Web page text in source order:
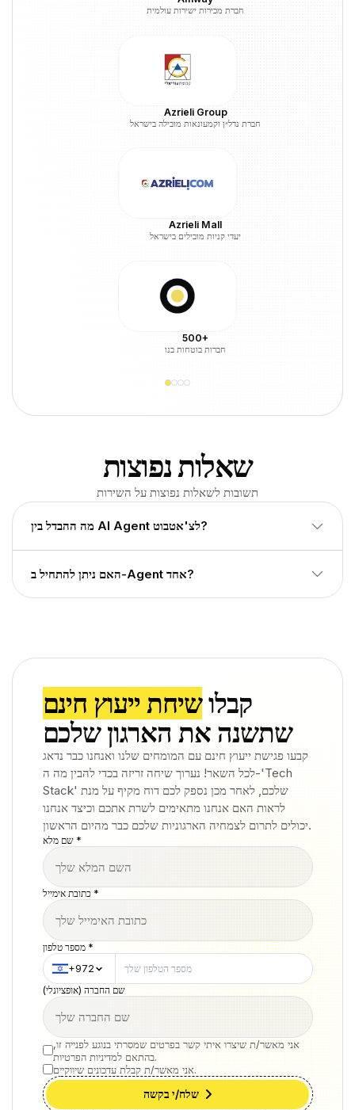
חברת מכירות ישירות עולמית
Azrieli Group
חברת נדל״ן וקמעונאות מובילה בישראל
Azrieli Mall
יעדי קניות מובילים בישראל
500+
חברות בוטחות בנו
שאלות נפוצות
תשובות לשאלות נפוצות על השירות
מה ההבדל בין AI Agent לצ'אטבוט?
מתחבר ל-CRM, ERP וכלים פנימיים.
האם ניתן להתחיל ב-Agent אחד?
קבלושיחת ייעוץ חינם
שתשנה את הארגון שלכם
קבעו פגישת ייעוץ חינם עם המומחים שלנו ואנחנו כבר נדאג
לכל השאר! נערוך שיחה זריזה בכדי להבין מה ה-'Tech
Stack' שלכם, לאחר מכן נספק לכם דוח מקיף על מנת
לראות האם אנחנו מתאימים לשרת אתכם וכיצד אנחנו
יכולים לתרום לצמחיה הארגוניות שלכם כבר מהיום הראשון.
שם מלא *
כתובת אימייל *
מספר טלפון *
+972
שם החברה (אופציונלי)
אני מאשר/ת שיצרו איתי קשר בפרטים שמסרתי בנוגע לפנייה זו,
בהתאם למדיניות הפרטיות.
אני מאשר/ת קבלת עדכונים שיווקיים.
שלח/י בקשה